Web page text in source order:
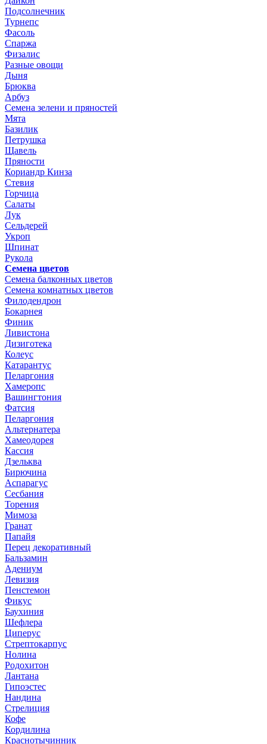
Подсолнечник
Турнепс
Фасоль
Спаржа
Физалис
Разные овощи
Дыня
Брюква
Арбуз
Семена зелени и пряностей
Мята
Базилик
Петрушка
Щавель
Пряности
Кориандр Кинза
Стевия
Горчица
Салаты
Лук
Сельдерей
Укроп
Шпинат
Рукола
Семена цветов
Семена балконных цветов
Семена комнатных цветов
Филодендрон
Бокарнея
Финик
Ливистона
Дизиготека
Колеус
Катарантус
Пеларгония
Хамеропс
Вашингтония
Фатсия
Пеларгония
Альтернатера
Хамеодорея
Кассия
Дзельква
Бирючина
Аспарагус
Сесбания
Торения
Мимоза
Гранат
Папайя
Перец декоративный
Бальзамин
Адениум
Левизия
Пенстемон
Фикус
Баухиния
Шефлера
Циперус
Стрептокарпус
Нолина
Родохитон
Лантана
Гипоэстес
Нандина
Стрелиция
Кофе
Кордилина
Краснотычинник